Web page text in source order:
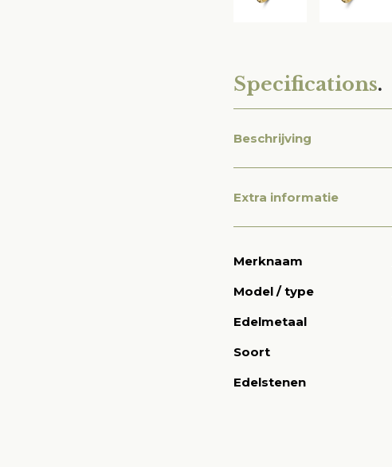
Specifications.
Beschrijving
Extra informatie
Merknaam
Model / type
Edelmetaal
Soort
Edelstenen